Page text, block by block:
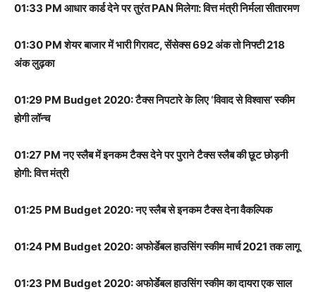
01:33 PM आधार कार्ड देने पर तुरंत PAN मिलेगा: वित्त मंत्री निर्मला सीतारमण
01:30 PM शेयर बाजार में भारी गिरावट, सेंसेक्स 692 अंक तो निफ्टी 218
अंक लुढ़का
01:29 PM Budget 2020: टैक्स निपटारे के लिए ‘विवाद से विश्वास’ स्कीम
होगी लॉन्च
01:27 PM नए स्लैब में इनकम टैक्स देने पर पुराने टैक्स स्लैब की छूट छोड़नी
होगी: वित्त मंत्री
01:25 PM Budget 2020: नए स्लैब से इनकम टैक्स देना वैकल्पिक
01:24 PM Budget 2020: अफोर्डेबल हाउसिंग स्कीम मार्च 2021 तक लागू
01:23 PM Budget 2020: अफोर्डेबल हाउसिंग स्कीम का दायरा एक साल